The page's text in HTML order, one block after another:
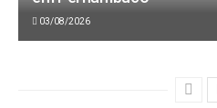
03/08/2026